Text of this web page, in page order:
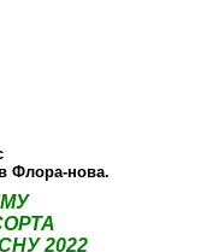
Флора-нова.
2022